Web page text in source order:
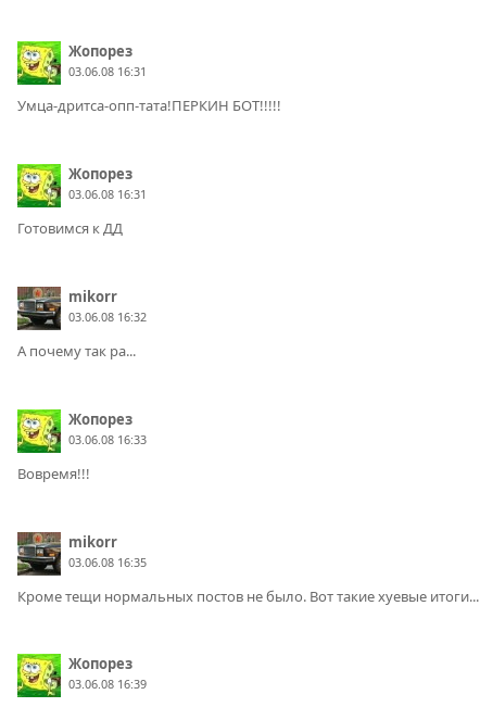
Жопорез
03.06.08 16:31
Умца-дритса-опп-тата!ПЕРКИН БОТ!!!!!
Жопорез
03.06.08 16:31
Готовимся к ДД
mikorr
03.06.08 16:32
А почему так ра...
Жопорез
03.06.08 16:33
Вовремя!!!
mikorr
03.06.08 16:35
Кроме тещи нормальных постов не было. Вот такие хуевые итоги...
Жопорез
03.06.08 16:39